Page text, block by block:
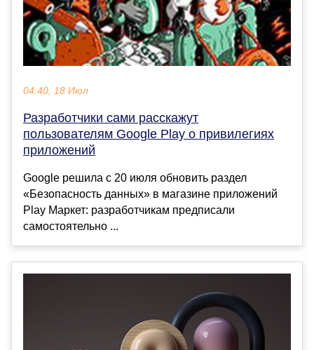
04:40, 18 Июл
Разработчики сами расскажут
пользователям Google Play о привилегиях
приложений
Google решила с 20 июля обновить раздел
«Безопасность данных» в магазине приложений
Play Маркет: разработчикам предписали
самостоятельно ...